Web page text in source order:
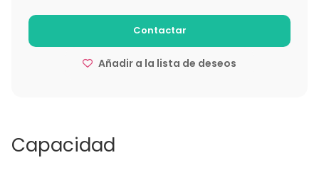
Contactar
Añadir a la lista de deseos
Capacidad